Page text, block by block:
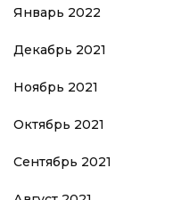
Январь 2022
Декабрь 2021
Ноябрь 2021
Октябрь 2021
Сентябрь 2021